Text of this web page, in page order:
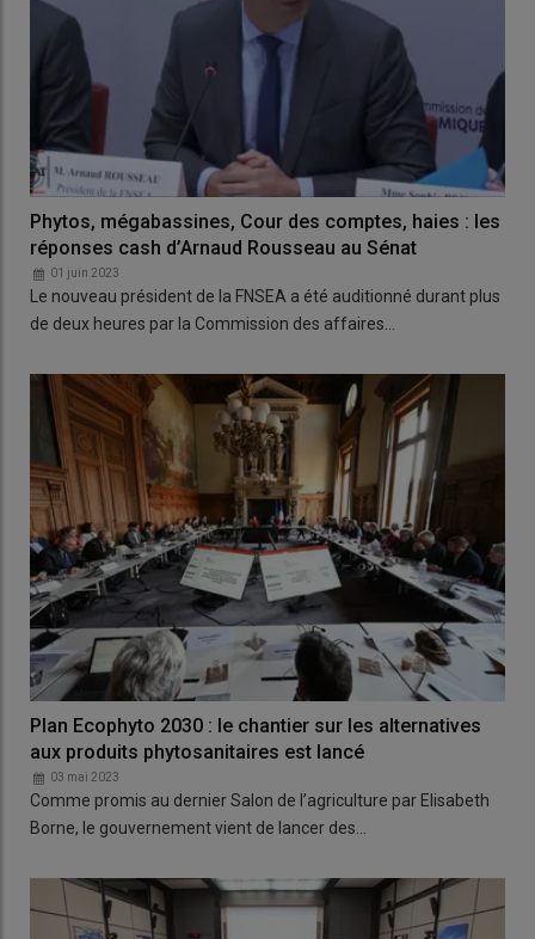
Phytos, mégabassines, Cour des comptes, haies : les
réponses cash d’Arnaud Rousseau au Sénat
01 juin 2023
Le nouveau président de la FNSEA a été auditionné durant plus
de deux heures par la Commission des affaires…
Plan Ecophyto 2030 : le chantier sur les alternatives
aux produits phytosanitaires est lancé
03 mai 2023
Comme promis au dernier Salon de l’agriculture par Elisabeth
Borne, le gouvernement vient de lancer des…